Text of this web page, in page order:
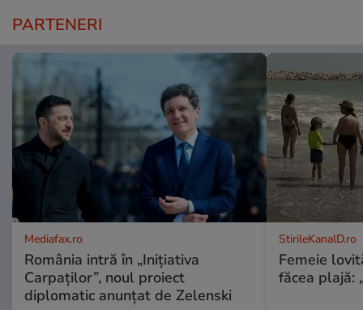
PARTENERI
Mediafax.ro
România intră în „Inițiativa
Carpaților”, noul proiect
diplomatic anunțat de Zelenski
StirileKanalD.ro
Femeie
făcea plajă: